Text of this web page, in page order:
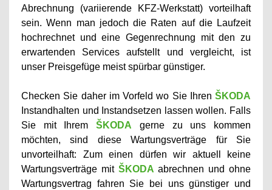
Abrechnung (variierende KFZ-Werkstatt) vorteilhaft
sein. Wenn man jedoch die Raten auf die Laufzeit
hochrechnet und eine Gegenrechnung mit den zu
erwartenden Services aufstellt und vergleicht, ist
unser Preisgefüge meist spürbar günstiger.
Checken Sie daher im Vorfeld wo Sie Ihren ŠKODA
Instandhalten und Instandsetzen lassen wollen. Falls
Sie mit Ihrem
ŠKODA
gerne zu uns kommen
möchten, sind diese Wartungsverträge für Sie
unvorteilhaft: Zum einen dürfen wir aktuell keine
Wartungsverträge mit ŠKODA abrechnen und ohne
Wartungsvertrag fahren Sie bei uns günstiger und